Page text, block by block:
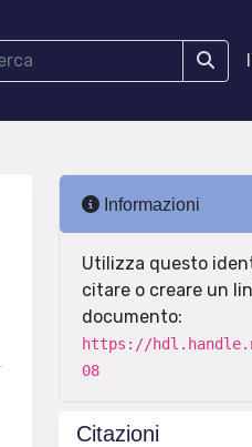
Informazioni
Utilizza questo
citare o creare un
documento:
https://
08
Citazioni